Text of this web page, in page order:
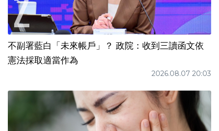
不副署藍白「未來帳戶」？ 政院：收到三讀函文依
憲法採取適當作為
2026.08.07 20:03